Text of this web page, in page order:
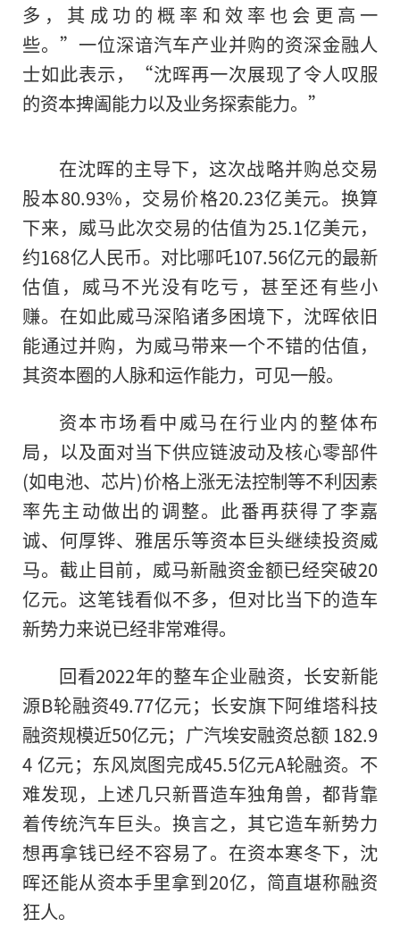
多，其成功的概率和效率也会更高一
些。”一位深谙汽车产业并购的资深金融人
士如此表示，“沈晖再一次展现了令人叹服
的资本捭阖能力以及业务探索能力。”
在沈晖的主导下，这次战略并购总交易
股本80.93%，交易价格20.23亿美元。换算
下来，威马此次交易的估值为25.1亿美元，
约168亿人民币。对比哪吒107.56亿元的最新
估值，威马不光没有吃亏，甚至还有些小
赚。在如此威马深陷诸多困境下，沈晖依旧
能通过并购，为威马带来一个不错的估值，
其资本圈的人脉和运作能力，可见一般。
资本市场看中威马在行业内的整体布
局，以及面对当下供应链波动及核心零部件
(如电池、芯片)价格上涨无法控制等不利因素
率先主动做出的调整。此番再获得了李嘉
诚、何厚铧、雅居乐等资本巨头继续投资威
马。截止目前，威马新融资金额已经突破20
亿元。这笔钱看似不多，但对比当下的造车
新势力来说已经非常难得。
回看2022年的整车企业融资，长安新能
源B轮融资49.77亿元；长安旗下阿维塔科技
融资规模近50亿元；广汽埃安融资总额 182.9
4 亿元；东风岚图完成45.5亿元A轮融资。不
难发现，上述几只新晋造车独角兽，都背靠
着传统汽车巨头。换言之，其它造车新势力
想再拿钱已经不容易了。在资本寒冬下，沈
晖还能从资本手里拿到20亿，简直堪称融资
狂人。